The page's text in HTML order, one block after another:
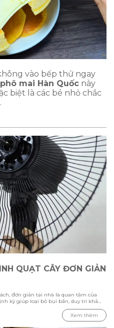
vào bếp thử ngay
mai Hàn Quốc này
biệt là các bé nhỏ chắc
QUẠT CÂY ĐƠN GIẢN
đơn giản tại nhà là quan tâm của
kỳ giúp loại bỏ bụi bẩn, duy trì khả
Trong bài viết này Hawonkoo sẽ hướng
lắp, làm sạch từng bộ phận đến những
Xem thêm